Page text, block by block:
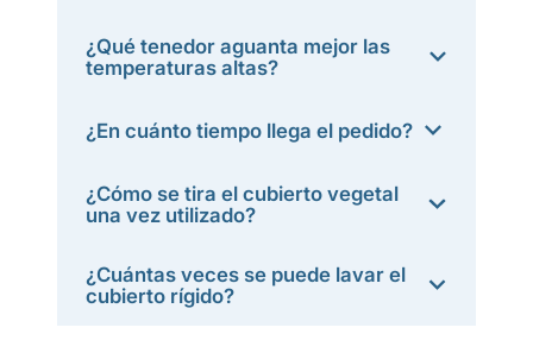
¿Qué tenedor aguanta mejor las
temperaturas altas?
¿En cuánto tiempo llega el pedido?
¿Cómo se tira el cubierto vegetal
una vez utilizado?
¿Cuántas veces se puede lavar el
cubierto rígido?